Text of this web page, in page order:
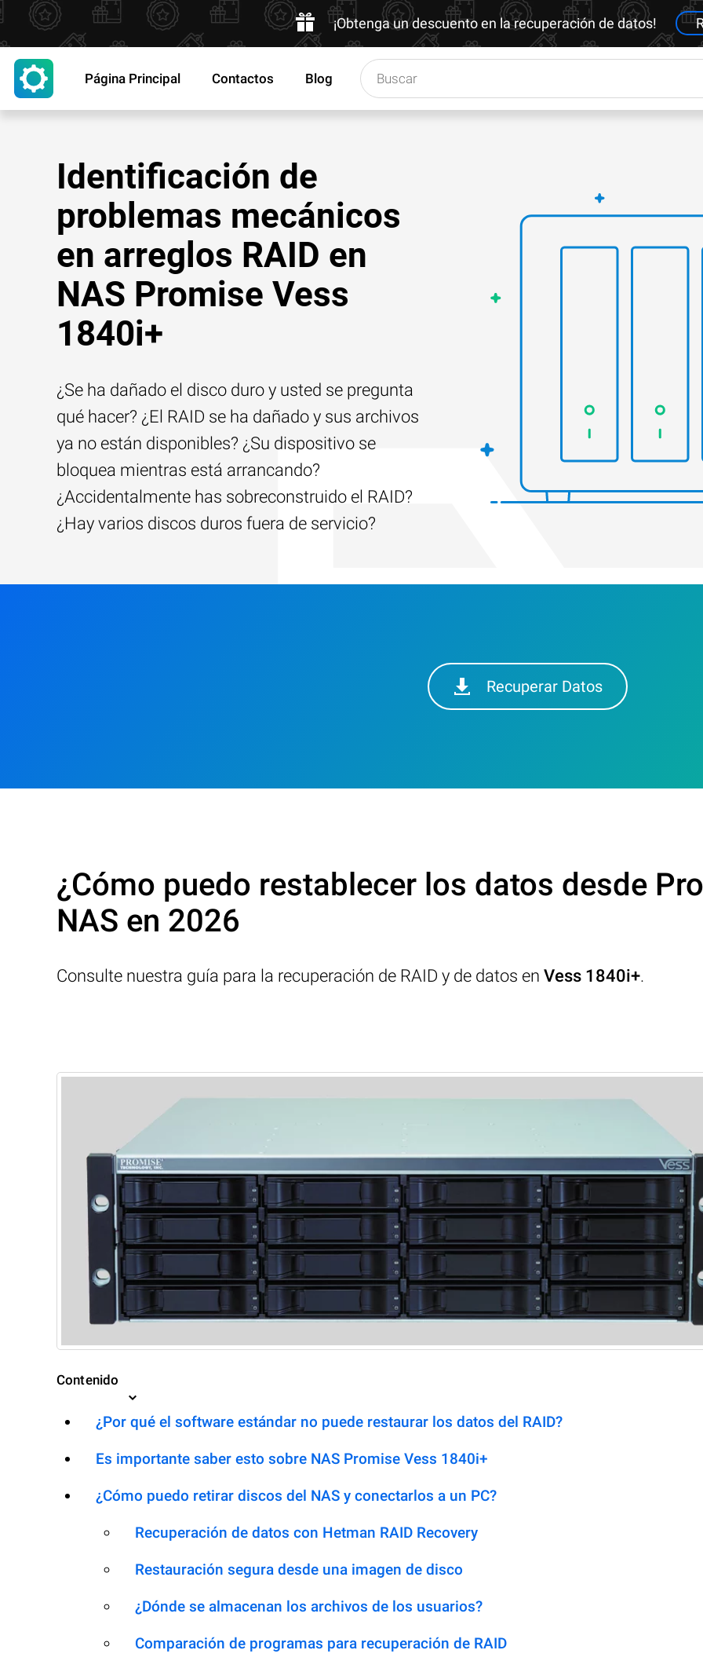
¡Obtenga un descuento en la recuperación de datos!
Página Principal Contactos Blog
Identificación de
problemas mecánicos
en arreglos RAID en
NAS Promise Vess
1840i+
¿Se ha dañado el disco duro y usted se pregunta
qué hacer? ¿El RAID se ha dañado y sus archivos
ya no están disponibles? ¿Su dispositivo se
bloquea mientras está arrancando?
¿Accidentalmente has sobreconstruido el RAID?
¿Hay varios discos duros fuera de servicio?
Recuperar Datos
¿Cómo puedo restablecer los datos desde
NAS en 2026
Consulte nuestra guía para la recuperación de RAID y de datos en Vess 1840i+.
Contenido
¿Por qué el software estándar no puede restaurar los datos del RAID?
Es importante saber esto sobre NAS Promise Vess 1840i+
¿Cómo puedo retirar discos del NAS y conectarlos a un PC?
Recuperación de datos con Hetman RAID Recovery
Restauración segura desde una imagen de disco
¿Dónde se almacenan los archivos de los usuarios?
Comparación de programas para recuperación de RAID